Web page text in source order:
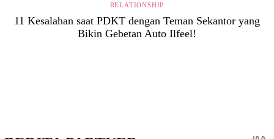
RELATIONSHIP
11 Kesalahan saat PDKT dengan Teman Sekantor yang
Bikin Gebetan Auto Ilfeel!